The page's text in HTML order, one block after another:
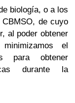
biología, o a los
de cuyo
al poder obtener
minimizamos el
para obtener
durante la